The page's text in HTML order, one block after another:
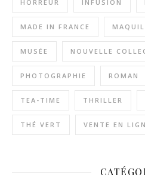
HORREUR INFUSION
MADE IN FRANCE
MUSÉE NOUVELLE
PHOTOGRAPHIE ROMAN
TEA-TIME THRILLER
THÉ VERT VENTE EN